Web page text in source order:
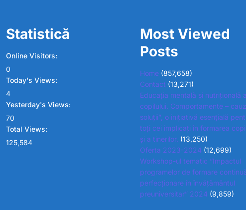
Statistică
Online Visitors:
0
Today's Views:
4
Yesterday's Views:
70
Total Views:
125,584
Most Viewed
Posts
Home (857,658)
Contact (13,271)
Educația mentală și nutrițională a
copilului. Comportamente –
soluții”, o inițiativă esențială
toți cei implicați în formarea
și a tinerilor. (13,250)
Oferta 2023-2024 (12,699)
Workshop-ul tematic “Impactul
programelor de formare
perfecționare în învățământul
preuniversitar” 2024 (9,859)